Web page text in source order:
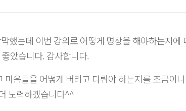
했는데 이번 강의로 어떻게 명상을 해야하는지에
았습니다. 감사합니다.
음들을 어떻게 버리고 다뤄야 하는지를 조금이
노력하겠습니다^^​